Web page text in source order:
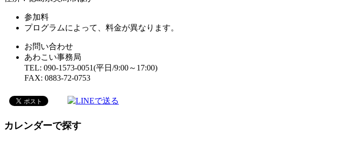
参加料
プログラムによって、料金が異なります。
お問い合わせ
あわこい事務局
TEL: 090-1573-0051(平日/9:00～17:00)
FAX: 0883-72-0753
カレンダーで探す